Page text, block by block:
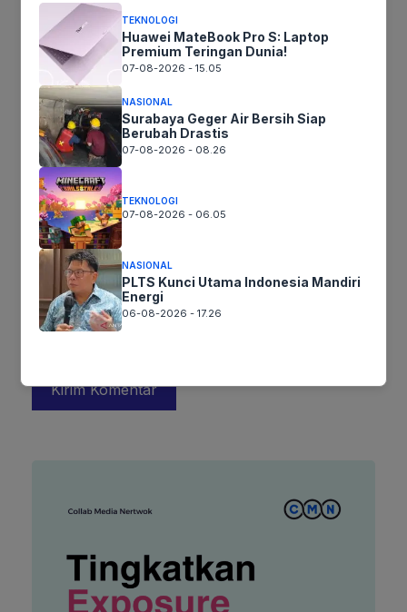
Nama
Surel
web
Simpan nama, email, dan situs web saya pada peramban ini
TEKNOLOGI
Huawei MateBook Pro S: Laptop
Premium Teringan Dunia!
07-08-2026 - 15.05
NASIONAL
Surabaya Geger Air Bersih Siap
Berubah Drastis
07-08-2026 - 08.26
TEKNOLOGI
07-08-2026 - 06.05
NASIONAL
PLTS Kunci Utama Indonesia Mandiri
Energi
06-08-2026 - 17.26